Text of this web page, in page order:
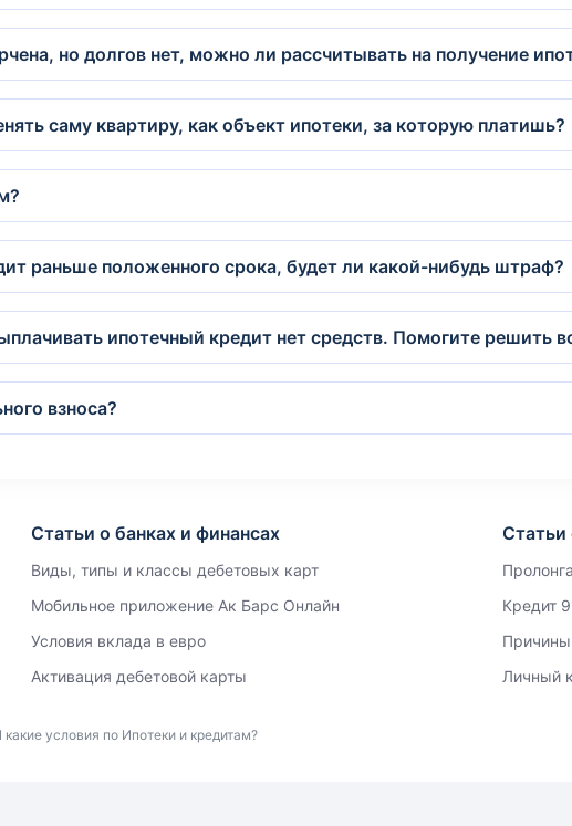
но долгов нет, можно ли рассчитывать на получение
саму квартиру, как объект ипотеки, за которую платишь?
раньше положенного срока, будет ли какой-нибудь штраф?
ипотечный кредит нет средств. Помогите решить
взноса?
Статьи о банках и финансах
Виды, типы и классы дебетовых карт
Мобильное приложение Ак Барс Онлайн
Условия вклада в евро
Активация дебетовой карты
Кредит
Причины
Личный
условия по Ипотеки и кредитам?